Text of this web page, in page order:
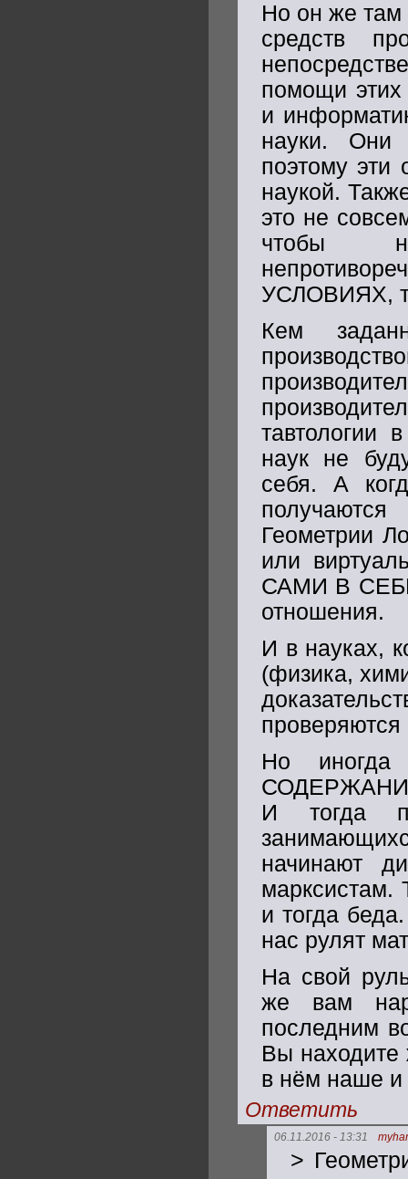
Но он же там
средств
помощи этих
и
науки.
поэтому эти
наукой.
это не
чтобы
УСЛОВИЯХ,
Кем
тавтологии
наук не
себя. А
Геометрии
или
САМИ В
отношения.
И в науках,
(физика,
Но
И тогда
начинают
марксистам.
и тогда
нас рулят
На свой
же вам
последним
Вы находите
в нём наше и
Ответить
06.11.2016 - 13:31
>